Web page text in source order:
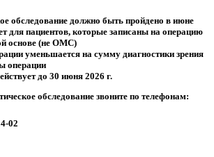
обследование должно быть пройдено в июне
для пациентов, которые записаны на операцию
основе (не ОМС)
уменьшается на сумму диагностики зрения
операции
до 30 июня 2026 г.
обследование звоните по телефонам:
02